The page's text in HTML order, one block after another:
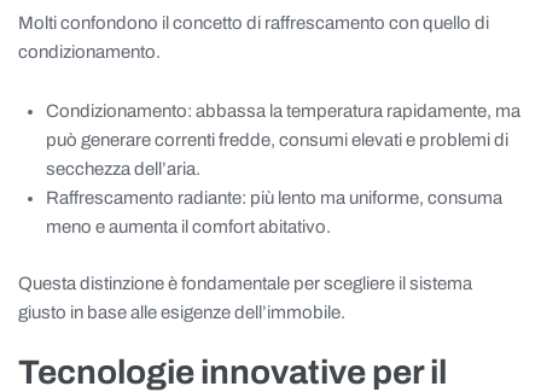
Molti confondono il concetto di raffrescamento con quello di
condizionamento.
Condizionamento: abbassa la temperatura rapidamente, ma
può generare correnti fredde, consumi elevati e problemi di
secchezza dell’aria.
Raffrescamento radiante: più lento ma uniforme, consuma
meno e aumenta il comfort abitativo.
Questa distinzione è fondamentale per scegliere il sistema
giusto in base alle esigenze dell’immobile.
Tecnologie innovative per il